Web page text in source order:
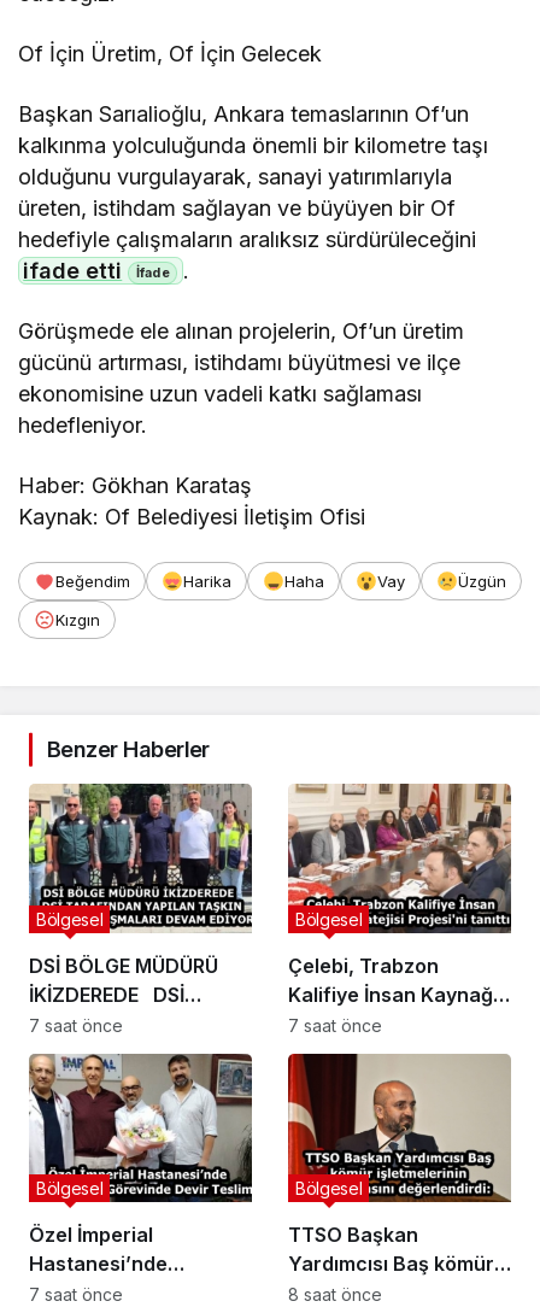
Of İçin Üretim, Of İçin Gelecek
Başkan Sarıalioğlu, Ankara temaslarının Of’un
kalkınma yolculuğunda önemli bir kilometre taşı
olduğunu vurgulayarak, sanayi yatırımlarıyla
üreten, istihdam sağlayan ve büyüyen bir Of
hedefiyle çalışmaların aralıksız sürdürüleceğini
ifade etti
.
Görüşmede ele alınan projelerin, Of’un üretim
gücünü artırması, istihdamı büyütmesi ve ilçe
ekonomisine uzun vadeli katkı sağlaması
hedefleniyor.
Haber: Gökhan Karataş
Kaynak: Of Belediyesi İletişim Ofisi
Beğendim Harika Haha Vay
Üzgün
Kızgın
Benzer Haberler
DSİ BÖLGE MÜDÜRÜ
İKİZDEREDE DSİ
TARAFINDAN YAPILAN
TAŞKIN KORUMA
ÇALIŞMALARI DEVAM
EDİYOR
Bölgesel
7 saat önce
Çelebi, Trabzon
Kalifiye İnsan Kaynağı
Stratejisi Projesi’ni
tanıttı
Bölgesel
7 saat önce
Özel İmperial
Hastanesi’nde
Başhekimlik Görevinde
Bölgesel
7 saat önce
TTSO Başkan
Yardımcısı Baş kömür
işletmelerinin
Bölgesel
8 saat önce